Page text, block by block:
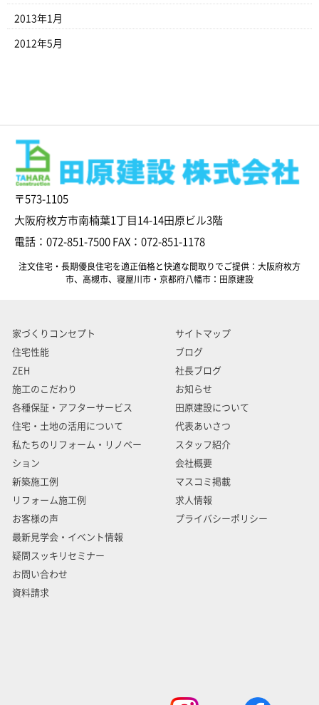
2013年1月
2012年5月
〒573-1105
大阪府枚方市南楠葉1丁目14-14田原ビル3階
電話：072-851-7500 FAX：072-851-1178
注文住宅・長期優良住宅を適正価格と快適な間取りでご提供：大阪府枚方
市、高槻市、寝屋川市・京都府八幡市：田原建設
家づくりコンセプト
住宅性能
ZEH
施工のこだわり
各種保証・アフターサービス
住宅・土地の活用について
私たちのリフォーム・リノベー
ション
新築施工例
リフォーム施工例
お客様の声
最新見学会・イベント情報
疑問スッキリセミナー
お問い合わせ
資料請求
サイトマップ
ブログ
社長ブログ
お知らせ
田原建設について
代表あいさつ
スタッフ紹介
会社概要
マスコミ掲載
求人情報
プライバシーポリシー